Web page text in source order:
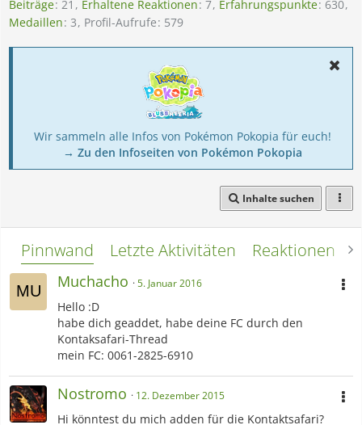
Beiträge 21 Erhaltene Reaktionen 7 Erfahrungspunkte 630
Medaillen 3 Profil-Aufrufe 579
Wir sammeln alle Infos von Pokémon Pokopia für euch!
→ Zu den Infoseiten von Pokémon Pokopia
Inhalte suchen
Pinnwand Letzte Aktivitäten Reaktionen
Muchacho 5. Januar 2016
Hello :D
habe dich geaddet, habe deine FC durch den
Kontaksafari-Thread
mein FC: 0061-2825-6910
Nostromo 12. Dezember 2015
Hi könntest du mich adden für die Kontaktsafari?